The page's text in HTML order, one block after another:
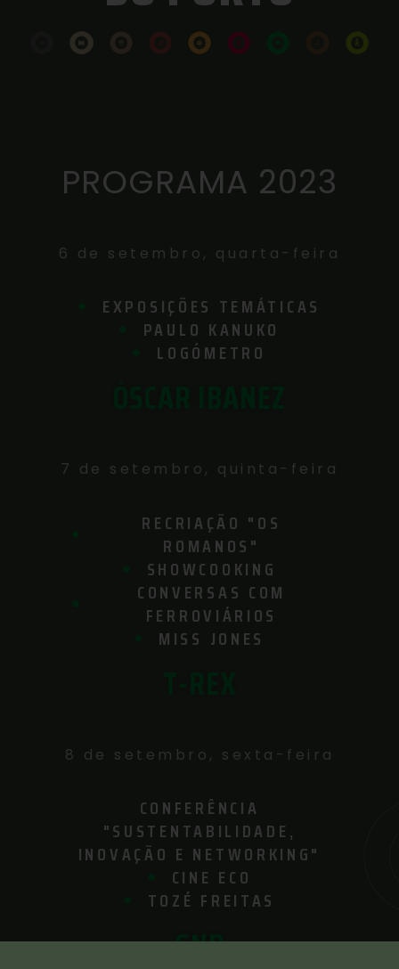
PROGRAMA 2023
6 de setembro, quarta-feira
EXPOSIÇÕES TEMÁTICAS
PAULO KANUKO
LOGÓMETRO
7 de setembro, quinta-feira
RECRIAÇÃO "OS
ROMANOS"
SHOWCOOKING
CONVERSAS COM
FERROVIÁRIOS
MISS JONES
8 de setembro, sexta-feira
CONFERÊNCIA
"SUSTENTABILIDADE,
INOVAÇÃO E NETWORKING"
CINE ECO
TOZÉ FREITAS
GNR